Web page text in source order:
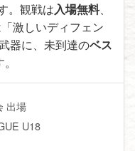
。観戦は入場無料、
激しいディフェン
器に、未到達のベス
出場
U18